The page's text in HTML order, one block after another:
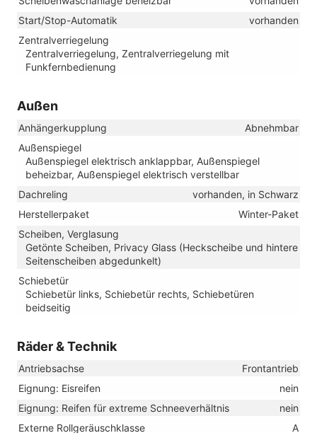
Start/Stop-Automatik
vorhanden
Zentralverriegelung
Zentralverriegelung, Zentralverriegelung mit
Funkfernbedienung
Außen
Anhängerkupplung
Abnehmbar
Außenspiegel
Außenspiegel elektrisch anklappbar, Außenspiegel
beheizbar, Außenspiegel elektrisch verstellbar
Dachreling
vorhanden, in Schwarz
Herstellerpaket
Winter-Paket
Scheiben, Verglasung
Getönte Scheiben, Privacy Glass (Heckscheibe und hintere
Seitenscheiben abgedunkelt)
Schiebetür
Schiebetür links, Schiebetür rechts, Schiebetüren
beidseitig
Räder & Technik
Antriebsachse
Frontantrieb
Eignung: Eisreifen
nein
Eignung: Reifen für extreme Schneeverhältnis
nein
Externe Rollgeräuschklasse
A